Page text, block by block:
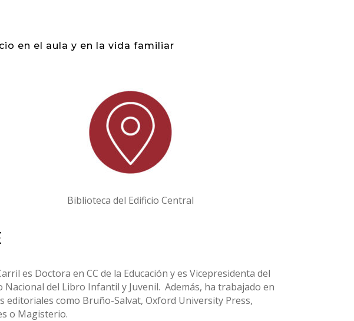
en el aula y en la vida familiar
Biblioteca del Edificio Central
es Doctora en CC de la Educación y es Vicepresidenta del
Nacional del Libro Infantil y Juvenil. Además, ha trabajado en
editoriales como Bruño-Salvat, Oxford University Press,
o Magisterio.